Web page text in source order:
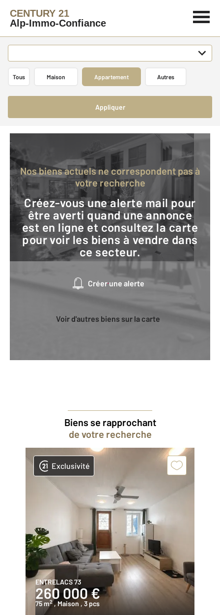
CENTURY 21
Alp-Immo-Confiance
Tous Maison Appartement Autres
Appliquer
Nos biens actuels ne correspondent pas à
votre recherche
Créez-vous une alerte mail pour
être averti quand une annonce
est en ligne et consultez la carte
pour voir les biens à vendre dans
ce secteur.
Créer une alerte
Voir d'autres biens sur la carte
Biens se rapprochant
de votre recherche
Exclusivité
ENTRELACS 73
260 000 €
75 m2 , Maison , 3 pcs